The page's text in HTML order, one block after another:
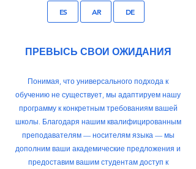
ES AR DE
ПРЕВЫСЬ СВОИ ОЖИДАНИЯ
Понимая, что универсального подхода к
обучению не существует, мы адаптируем нашу
программу к конкретным требованиям вашей
школы. Благодаря нашим квалифицированным
преподавателям — носителям языка — мы
дополним ваши академические предложения и
предоставим вашим студентам доступ к